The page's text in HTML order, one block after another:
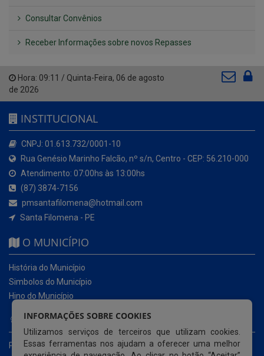
Consultar Convênios
Receber Informações sobre novos Repasses
Hora: 09:11 / Quinta-Feira, 06 de agosto
de 2026
INSTITUCIONAL
CNPJ: 01.613.732/0001-10
Rua Genésio Marinho Falcão, nº s/n, Centro - CEP: 56.210-000
Atendimento: 07:00hs às 13:00hs
(87) 3874-7156
pmsantafilomena@hotmail.com
Santa Filomena - PE
O MUNICÍPIO
História do Município
Simbolos do Município
Hino do Município
NOSSOS SERVIÇOS
Portal da Transparência
INFORMAÇÕES SOBRE COOKIES
Utilizamos serviços de terceiros que utilizam cookies.
Essas ferramentas nos ajudam a oferecer uma melhor